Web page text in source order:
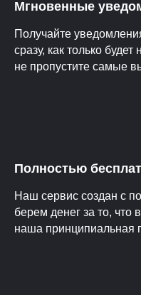
Мгновенные
Получайте
сразу, как только
не пропустите самые
Полностью
Наш сервис создан с
берем денег за то, что
наша принципиальная